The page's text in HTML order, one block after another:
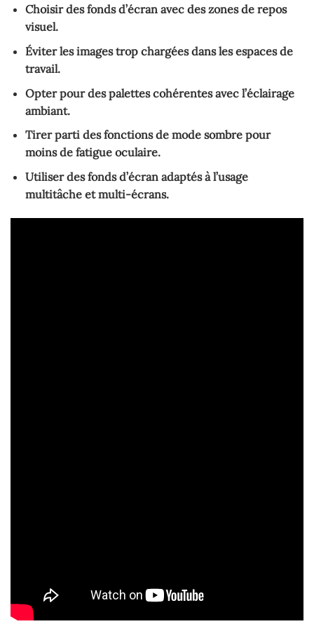
Choisir des fonds d’écran avec des zones de repos
visuel.
Éviter les images trop chargées dans les espaces de
travail.
Opter pour des palettes cohérentes avec l’éclairage
ambiant.
Tirer parti des fonctions de mode sombre pour
moins de fatigue oculaire.
Utiliser des fonds d’écran adaptés à l’usage
multitâche et multi-écrans.